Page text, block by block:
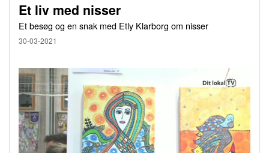
Et liv med nisser
Et besøg og en snak med Etly Klarborg om nisser
30-03-2021